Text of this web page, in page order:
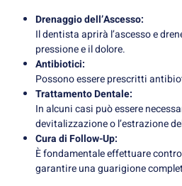
Drenaggio dell’Ascesso:
Il dentista aprirà l’ascesso e
pressione e il dolore.
Antibiotici:
Possono essere prescritti
Trattamento Dentale:
In alcuni casi può essere
devitalizzazione o l’estrazione
Cura di Follow-Up:
È fondamentale effettuare
garantire una guarigione